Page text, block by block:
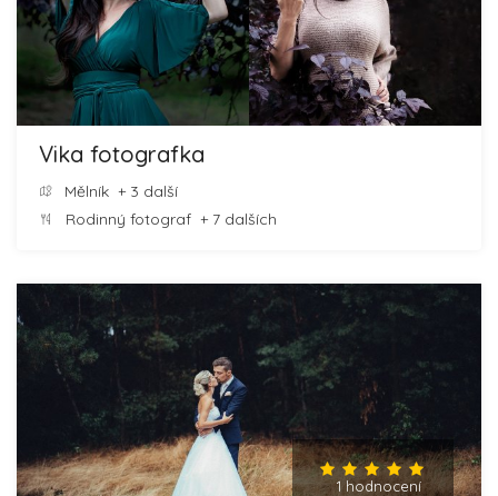
Vika fotografka
Mělník + 3 další
Rodinný fotograf + 7 dalších
1 hodnocení